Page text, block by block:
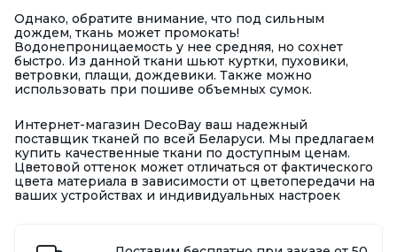
Однако, обратите внимание, что под сильным
дождем, ткань может промокать!
Водонепроницаемость у нее средняя, но сохнет
быстро. Из данной ткани шьют куртки, пуховики,
ветровки, плащи, дождевики. Также можно
использовать при пошиве объемных сумок.
Интернет-магазин DecoBay ваш надежный
поставщик тканей по всей Беларуси. Мы предлагаем
купить качественные ткани по доступным ценам.
Цветовой оттенок может отличаться от фактического
цвета материала в зависимости от цветопередачи на
ваших устройствах и индивидуальных настроек